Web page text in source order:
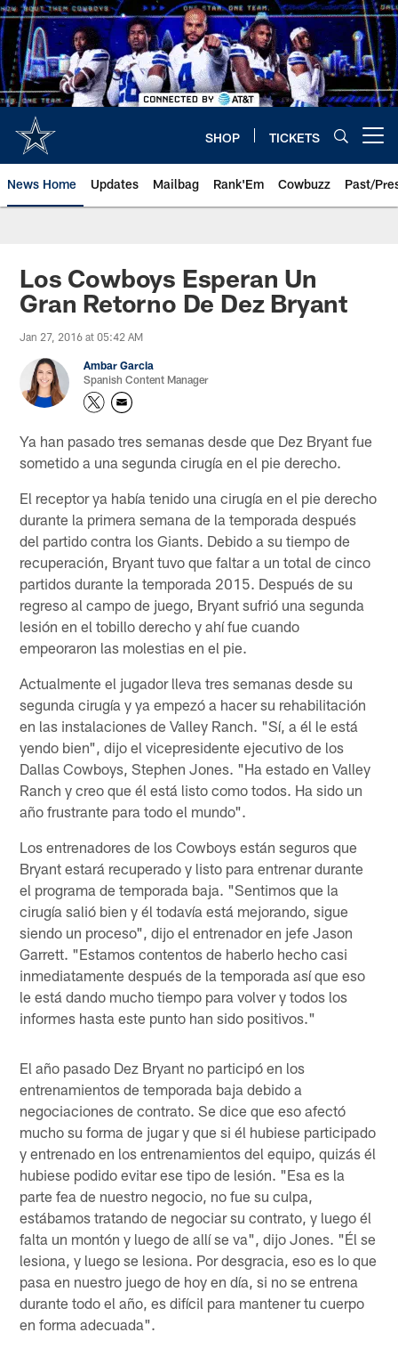
Skip
to
main
content
SHOP TICKETS
News Home Updates Mailbag Rank'Em Cowbuzz Past/
Los Cowboys Esperan Un
Gran Retorno De Dez Bryant
Jan 27, 2016 at 05:42 AM
Ambar Garcia
Spanish Content Manager
Ya han pasado tres semanas desde que Dez Bryant fue
sometido a una segunda cirugía en el pie derecho.
El receptor ya había tenido una cirugía en el pie derecho
durante la primera semana de la temporada después
del partido contra los Giants. Debido a su tiempo de
recuperación, Bryant tuvo que faltar a un total de cinco
partidos durante la temporada 2015. Después de su
regreso al campo de juego, Bryant sufrió una segunda
lesión en el tobillo derecho y ahí fue cuando
empeoraron las molestias en el pie.
Actualmente el jugador lleva tres semanas desde su
segunda cirugía y ya empezó a hacer su rehabilitación
en las instalaciones de Valley Ranch. "Sí, a él le está
yendo bien", dijo el vicepresidente ejecutivo de los
Dallas Cowboys, Stephen Jones. "Ha estado en Valley
Ranch y creo que él está listo como todos. Ha sido un
año frustrante para todo el mundo".
Los entrenadores de los Cowboys están seguros que
Bryant estará recuperado y listo para entrenar durante
el programa de temporada baja. "Sentimos que la
cirugía salió bien y él todavía está mejorando, sigue
siendo un proceso", dijo el entrenador en jefe Jason
Garrett. "Estamos contentos de haberlo hecho casi
inmediatamente después de la temporada así que eso
le está dando mucho tiempo para volver y todos los
informes hasta este punto han sido positivos."
El año pasado Dez Bryant no participó en los
entrenamientos de temporada baja debido a
negociaciones de contrato. Se dice que eso afectó
mucho su forma de jugar y que si él hubiese participado
y entrenado en los entrenamientos del equipo, quizás él
hubiese podido evitar ese tipo de lesión. "Esa es la
parte fea de nuestro negocio, no fue su culpa,
estábamos tratando de negociar su contrato, y luego él
falta un montón y luego de allí se va", dijo Jones. "Él se
lesiona, y luego se lesiona. Por desgracia, eso es lo que
pasa en nuestro juego de hoy en día, si no se entrena
durante todo el año, es difícil para mantener tu cuerpo
en forma adecuada".